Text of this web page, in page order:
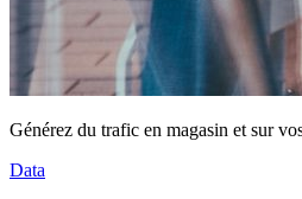
Générez du trafic en magasin et sur
Data